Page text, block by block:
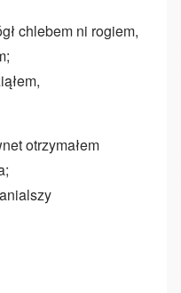
chlebem ni rogiem,
otrzymałem